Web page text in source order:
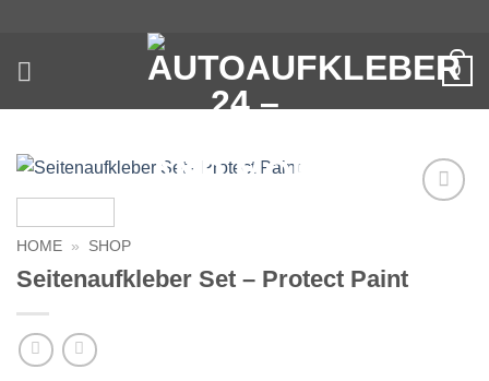
springen
0
HOME » SHOP
Seitenaufkleber Set – Protect Paint